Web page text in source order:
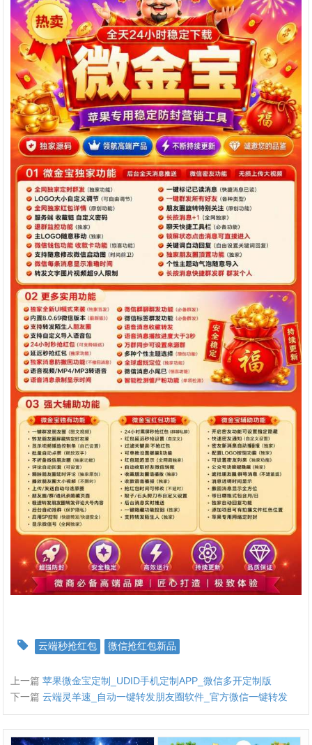
云端秒抢红包 微信抢红包新品
上一篇苹果微金宝定制_UDID手机定制APP_微信多开定制版
下一篇云端灵羊速_自动一键转发朋友圈软件_官方微信一键转发